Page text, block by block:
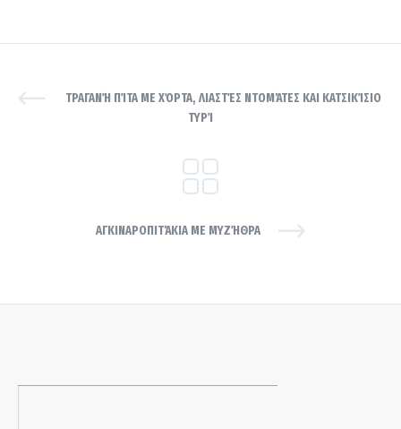
ΤΡΑΓΑΝΉ ΠΊΤΑ ΜΕ ΧΌΡΤΑ, ΛΙΑΣΤΈΣ ΝΤΟΜΆΤΕΣ ΚΑΙ ΚΑΤΣΙΚΊΣΙΟ
ΤΥΡΊ
ΑΓΚΙΝΑΡΟΠΙΤΆΚΙΑ ΜΕ ΜΥΖΉΘΡΑ